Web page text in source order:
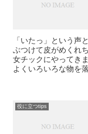
「いたっ」という
ぶつけて皮がめくれ
女チックにやってき
よくいろいろな物を
役に立つtips